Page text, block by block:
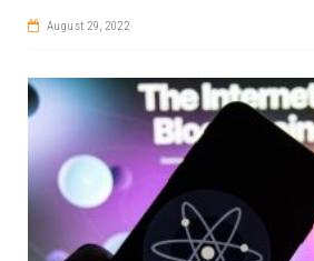
August 29, 2022